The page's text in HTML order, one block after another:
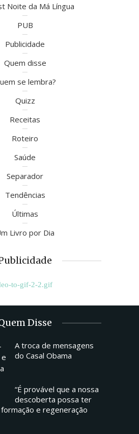
Noite da Má Língua
PUB
Publicidade
Quem disse
se lembra?
Quizz
Receitas
Roteiro
Saúde
Separador
Tendências
Últimas
Livro por Dia
Disse
A troca de mensagens
do Casal Obama
“É provável que a nossa
descoberta possa ter
e regeneração